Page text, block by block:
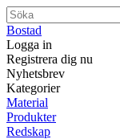
Bostad
Logga in
Registrera dig nu
Nyhetsbrev
Kategorier
Material
Produkter
Redskap